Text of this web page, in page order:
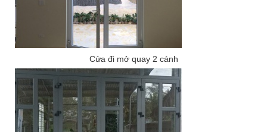
Cửa đi mở quay 2 cánh